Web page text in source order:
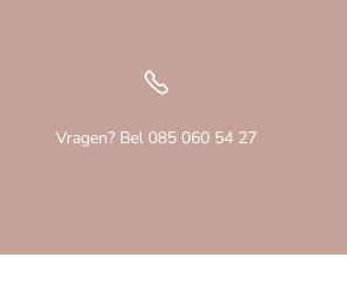
Vragen? Bel 085 060 54 27